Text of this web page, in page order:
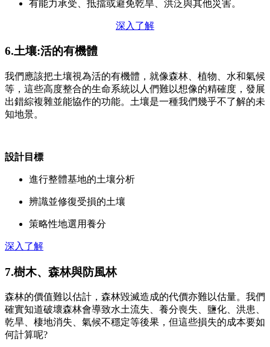
有能力承受、抵擋或避免乾旱、洪泛與其他災害。
深入了解
6.土壤:活的有機體
我們應該把土壤視為活的有機體，就像森林、植物、水和氣候
等，這些高度整合的生命系統以人們難以想像的精確度，發展
出錯綜複雜並能協作的功能。土壤是一種我們幾乎不了解的未
知地景。
設計目標
進行整體基地的土壤分析
辨識並修復受損的土壤
策略性地選用養分
深入了解
7.樹木、森林與防風林
森林的價值難以估計，森林毀滅造成的代價亦難以估量。我們
確實知道破壞森林會導致水土流失、養分喪失、鹽化、洪患、
乾旱、棲地消失、氣候不穩定等後果，但這些損失的成本要如
何計算呢?